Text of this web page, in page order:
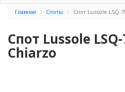
Главная Споты Спот Lussole LSQ-
Спот Lussole
Chiarzo